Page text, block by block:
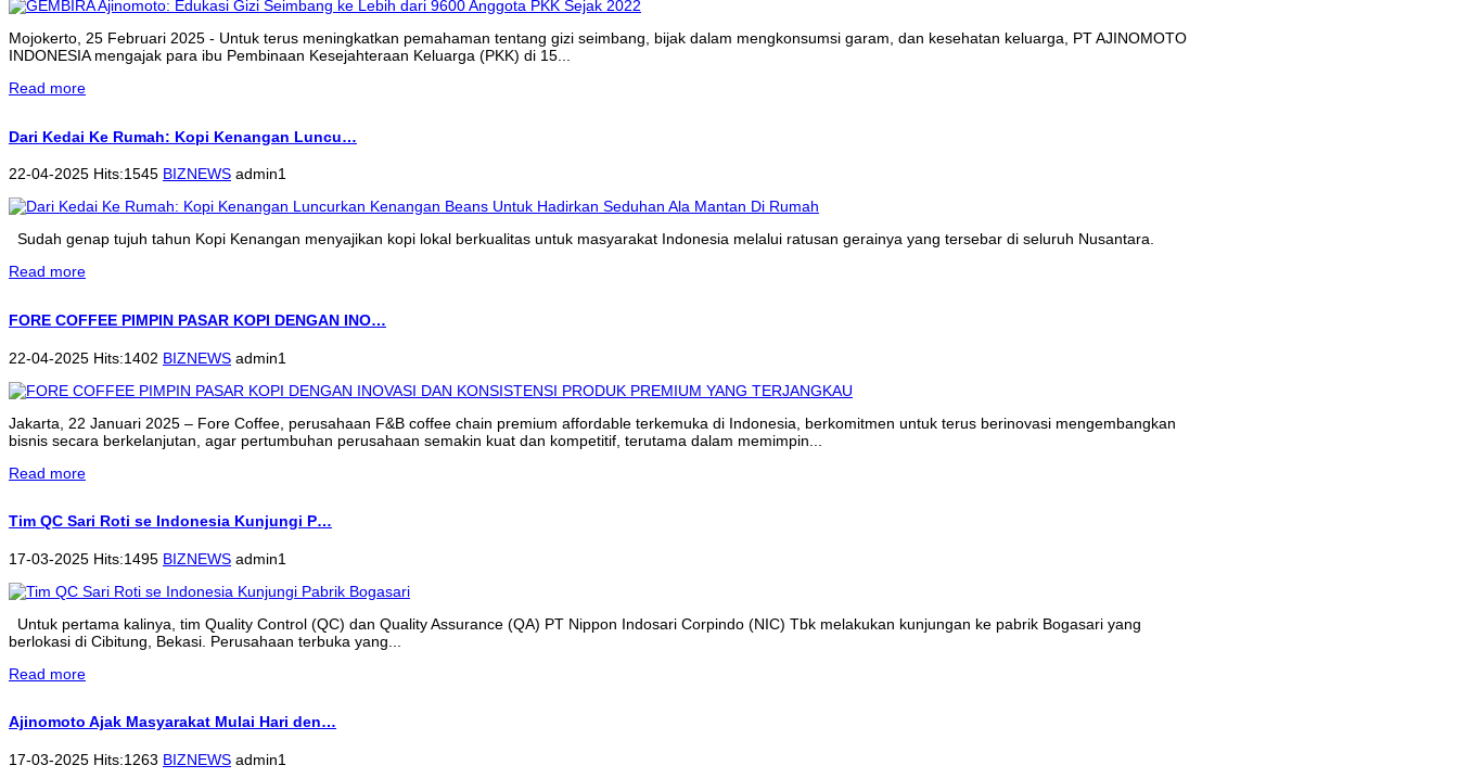
Mojokerto, 25 Februari 2025 - Untuk terus meningkatkan pemahaman tentang gizi seimbang, bijak dalam mengkonsumsi garam, dan kesehatan keluarga, PT AJINOMOTO
INDONESIA mengajak para ibu Pembinaan Kesejahteraan Keluarga (PKK) di 15...
Read more
Dari Kedai Ke Rumah: Kopi Kenangan Luncu…
22-04-2025 Hits:1545 BIZNEWS admin1
Sudah genap tujuh tahun Kopi Kenangan menyajikan kopi lokal berkualitas untuk masyarakat Indonesia melalui ratusan gerainya yang tersebar di seluruh Nusantara.
Read more
FORE COFFEE PIMPIN PASAR KOPI DENGAN INO…
22-04-2025 Hits:1402 BIZNEWS admin1
Jakarta, 22 Januari 2025 – Fore Coffee, perusahaan F&B coffee chain premium affordable terkemuka di Indonesia, berkomitmen untuk terus berinovasi mengembangkan
bisnis secara berkelanjutan, agar pertumbuhan perusahaan semakin kuat dan kompetitif, terutama dalam memimpin...
Read more
Tim QC Sari Roti se Indonesia Kunjungi P…
17-03-2025 Hits:1495 BIZNEWS admin1
Untuk pertama kalinya, tim Quality Control (QC) dan Quality Assurance (QA) PT Nippon Indosari Corpindo (NIC) Tbk melakukan kunjungan ke pabrik Bogasari yang
berlokasi di Cibitung, Bekasi. Perusahaan terbuka yang...
Read more
Ajinomoto Ajak Masyarakat Mulai Hari den…
17-03-2025 Hits:1263 BIZNEWS admin1